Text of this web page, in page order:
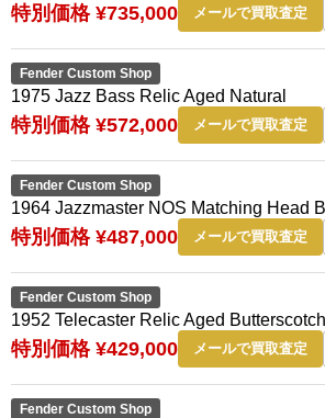
特別価格 ¥735,000 メールで買取査定
Fender Custom Shop
1975 Jazz Bass Relic Aged Natural
特別価格 ¥572,000 メールで買取査定
Fender Custom Shop
1964 Jazzmaster NOS Matching Head
特別価格 ¥487,000 メールで買取査定
Fender Custom Shop
1952 Telecaster Relic Aged
特別価格 ¥429,000 メールで買取査定
Fender Custom Shop